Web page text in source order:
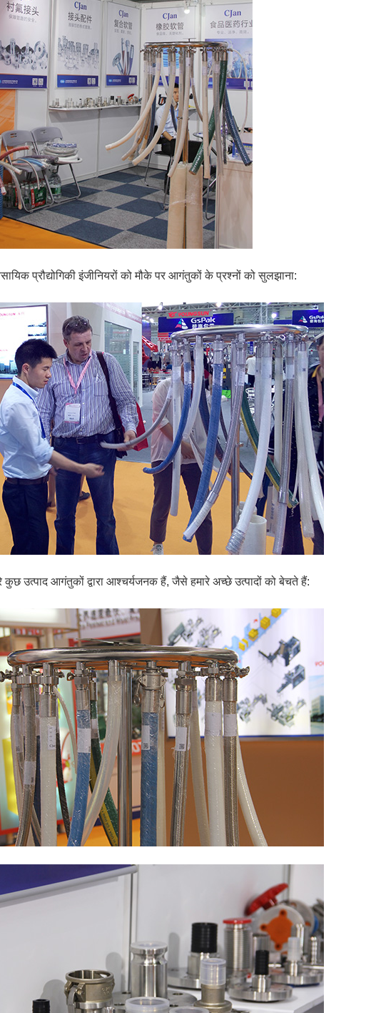
प्रौद्योगिकी इंजीनियरों को मौके पर आगंतुकों के प्रश्नों को सुलझाना:
कुछ उत्पाद आगंतुकों द्वारा आश्चर्यजनक हैं, जैसे हमारे अच्छे उत्पादों को बेचते हैं: